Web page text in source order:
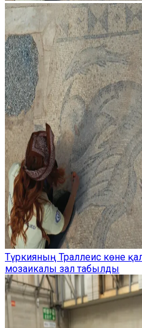
Түркияның Траллеис көне
мозаикалы зал табылды